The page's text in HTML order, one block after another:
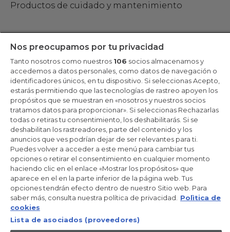
Productos de cuidado y mantenimiento
Regístrate ahora
Candy Hoover Group Srl –con accionista único, empresa que
gestiona y coordina la actividad de Candy S.p.A, con domicilio fiscal
en Via Comolli, 57 - 20861 Brugherio (MB) – Sede administrativa:
Via Privata Eden Fumagalli - 20861 Brugherio (MB). - Italia con
capital social de 30,000,000.00€ íntegramente desembolsado.
Registro Mercantil/ tributación de Monza y Brianza 04666310158 –
IVA núm. IT00786860965
ES / Español
Nos preocupamos por tu privacidad
Tanto nosotros como nuestros 106 socios almacenamos y
accedemos a datos personales, como datos de navegación o
identificadores únicos, en tu dispositivo. Si seleccionas Acepto,
estarás permitiendo que las tecnologías de rastreo apoyen los
propósitos que se muestran en «nosotros y nuestros socios
tratamos datos para proporcionar». Si seleccionas Rechazarlas
todas o retiras tu consentimiento, los deshabilitarás. Si se
deshabilitan los rastreadores, parte del contenido y los
anuncios que ves podrían dejar de ser relevantes para ti.
Puedes volver a acceder a este menú para cambiar tus
opciones o retirar el consentimiento en cualquier momento
haciendo clic en el enlace «Mostrar los propósitos» que
aparece en el en la parte inferior de la página web. Tus
opciones tendrán efecto dentro de nuestro Sitio web. Para
saber más, consulta nuestra política de privacidad.
Polìtica de
cookies
Lista de asociados (proveedores)